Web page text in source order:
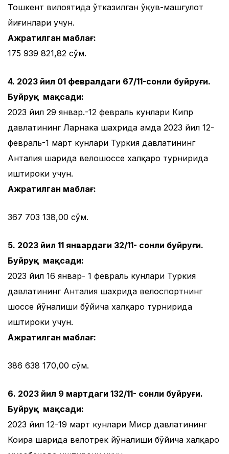
Тошкент вилоятида ўтказилган ўқув-машғулот
йиғинлари учун.
Ажратилган маблағ:
175 939 821,82 сўм.
4. 2023 йил 01 февралдаги 67/11-сонли буйруғи.
Буйруқ мақсади:
2023 йил 29 январ.-12 февраль кунлари Кипр
давлатининг Ларнака шахрида ҳамда 2023 йил 12-
февраль-1 март кунлари Туркия давлатининг
Анталия шаҳрида велошоссе халқаро турнирида
иштироки учун.
Ажратилган маблағ:
367 703 138,00 сўм.
5. 2023 йил 11 январдаги 32/11- сонли буйруғи.
Буйруқ мақсади:
2023 йил 16 январ- 1 февраль кунлари Туркия
давлатининг Анталия шахрида велоспортнинг
шоссе йўналиши бўйича халқаро турнирида
иштироки учун.
Ажратилган маблағ:
386 638 170,00 сўм.
6. 2023 йил 9 мартдаги 132/11- сонли буйруғи.
Буйруқ мақсади:
2023 йил 12-19 март кунлари Миср давлатининг
Коҳира шаҳрида велотрек йўналиши бўйича халқаро